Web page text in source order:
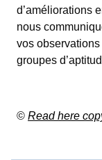
d’améliorations
nous
vos
groupes
© Read here